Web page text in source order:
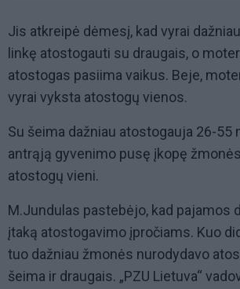
Jis atkreipė dėmesį, kad vyrai
linkę atostogauti su draugais, o
atostogas pasiima vaikus. Beje,
vyrai vyksta atostogų vienos.
Su šeima dažniau atostogauja 26-55
antrąją gyvenimo pusę įkopę
atostogų vieni.
M.Jundulas pastebėjo, kad pajamos
įtaką atostogavimo įpročiams. Kuo
tuo dažniau žmonės nurodydavo
šeima ir draugais. „PZU Lietuva“